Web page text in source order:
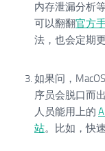
内存泄漏分析
可以翻翻官方
法，也会定期
如果问，
序员会脱口而
人员能用上的
站。比如，快